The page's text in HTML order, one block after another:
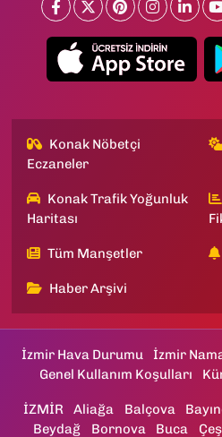
Konak Nöbetçi
Eczaneler
Konak Trafik Yoğunluk
Haritası
Tüm Manşetler
Haber Arşivi
İzmir Hava Durumu İzmir
Genel Kullanım Koşulları
İZMİR Aliağa Balçova
Beydağ
Bornova Buca